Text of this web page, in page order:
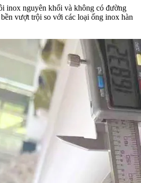
inox nguyên khối và không có đường
vượt trội so với các loại ống inox hàn